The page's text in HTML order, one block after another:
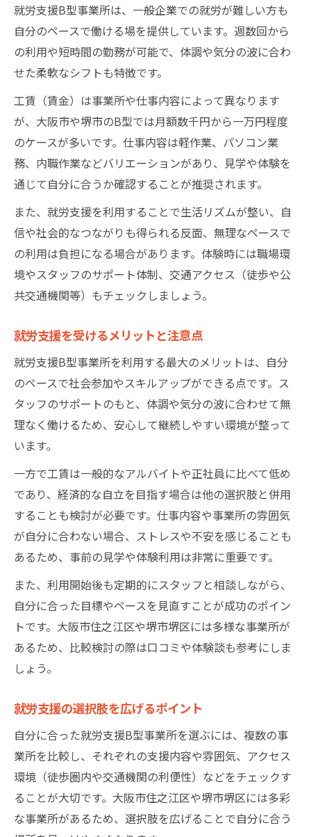
自分に合った就労支援の探し方の流れ
就労支援見学や体験利用の活かし方
就労支援で得られるサポート内容とは
堺市住之江区で挑むサバイバル就労支援
堺市住之江区の就労支援特徴を解説
地域密着型の就労支援で安心サポート
サバイバル精神で就労支援に挑戦する法
就労支援で地域とのつながりを深める
堺市住之江区での就労支援体験談紹介
就労支援B型事業所は、一般企業での就労が難しい方も
自分のペースで働ける場を提供しています。週数回から
の利用や短時間の勤務が可能で、体調や気分の波に合わ
せた柔軟なシフトも特徴です。
工賃（賃金）は事業所や仕事内容によって異なります
が、大阪市や堺市のB型では月額数千円から一万円程度
のケースが多いです。仕事内容は軽作業、パソコン業
務、内職作業などバリエーションがあり、見学や体験を
通じて自分に合うか確認することが推奨されます。
また、就労支援を利用することで生活リズムが整い、自
信や社会的なつながりも得られる反面、無理なペースで
の利用は負担になる場合があります。体験時には職場環
境やスタッフのサポート体制、交通アクセス（徒歩や公
共交通機関等）もチェックしましょう。
就労支援を受けるメリットと注意点
就労支援B型事業所を利用する最大のメリットは、自分
のペースで社会参加やスキルアップができる点です。ス
タッフのサポートのもと、体調や気分の波に合わせて無
理なく働けるため、安心して継続しやすい環境が整って
います。
一方で工賃は一般的なアルバイトや正社員に比べて低め
であり、経済的な自立を目指す場合は他の選択肢と併用
することも検討が必要です。仕事内容や事業所の雰囲気
が自分に合わない場合、ストレスや不安を感じることも
あるため、事前の見学や体験利用は非常に重要です。
また、利用開始後も定期的にスタッフと相談しながら、
自分に合った目標やペースを見直すことが成功のポイン
トです。大阪市住之江区や堺市堺区には多様な事業所が
あるため、比較検討の際は口コミや体験談も参考にしま
しょう。
就労支援の選択肢を広げるポイント
自分に合った就労支援B型事業所を選ぶには、複数の事
業所を比較し、それぞれの支援内容や雰囲気、アクセス
環境（徒歩圏内や交通機関の利便性）などをチェックす
ることが大切です。大阪市住之江区や堺市堺区には多彩
な事業所があるため、選択肢を広げることで自分に合う